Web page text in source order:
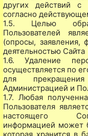
других действий
согласно
1.5. Целью
Пользователей
(опросы, заявления,
деятельностью Сайта
1.6. Удаление
осуществляется по
для
Администрацией и
1.7. Любая
Пользователя
настоящего
информацией может